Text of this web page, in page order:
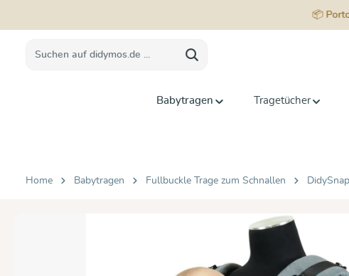
📦
Babytragen Tragetücher
Home Babytragen Fullbuckle Trage zum Schnallen DidySnap